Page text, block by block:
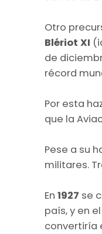
Otro
Blériot XI
de
récord
Por esta
que la
Pese a su
militares.
En 1927 se
país, y en
convertiría